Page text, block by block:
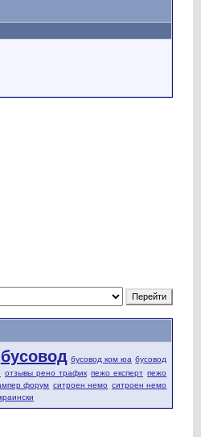
бусовод бусовод ком юа бусовод
отзывы рено трафик пежо експерт пежо
форум ситроен немо ситроен немо